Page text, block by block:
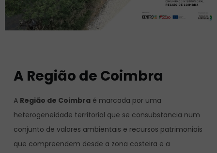
A Região de Coimbra
A Região de Coimbra é marcada por uma
heterogeneidade territorial que se consubstancia num
conjunto de valores ambientais e recursos patrimoniais
que compreendem desde a zona costeira e a